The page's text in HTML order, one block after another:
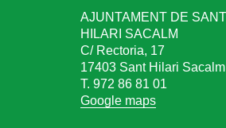
AJUNTAMENT DE SANT
HILARI SACALM
C/ Rectoria, 17
17403 Sant Hilari Sacalm
T. 972 86 81 01
Google maps